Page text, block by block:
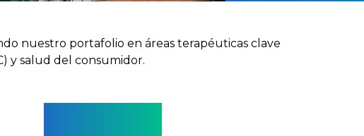
nuestro portafolio en áreas terapéuticas clave
y salud del consumidor.